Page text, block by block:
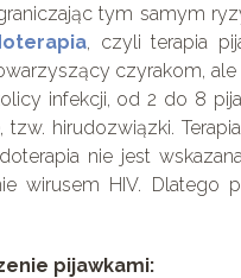
tym samym
, czyli terapia
czyrakom,
infekcji, od 2 do 8
hirudozwiązki.
nie jest
wirusem HIV.
pijawkami: